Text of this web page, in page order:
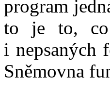
program
to je to, co
i nepsaných
Sněmovna